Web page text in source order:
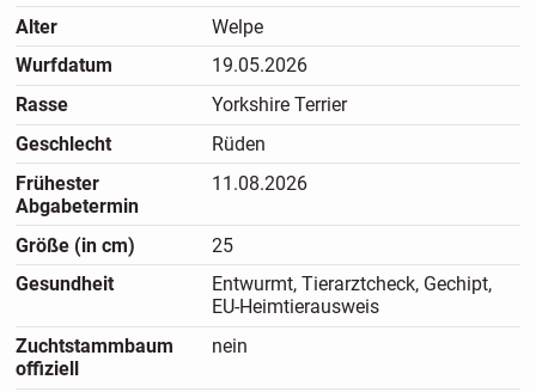
Charakter:Der kleine Rüde ist freundlich, verspielt, neugierig
und menschenbezogen. Er wächst in familiärer Umgebung
auf und kennt die alltäglichen Geräusche und den Umgang
mit Menschen.
Aussehen:Er ist ein kleiner, zierlicher Yorkshire-Terrier-Rüde
mit dem typischen Yorkshire-Terrier-Erscheinungsbild.
Aktuell wiegt er ca. 1,55 kg. Das spätere Endgewicht kann
nicht garantiert werden.
Alter
Welpe
Wurfdatum
19.05.2026
Rasse
Yorkshire Terrier
Geschlecht
Rüden
Frühester
Abgabetermin
11.08.2026
Größe (in cm)
25
Gesundheit
Entwurmt, Tierarztcheck, Gechipt,
EU-Heimtierausweis
Zuchtstammbaum
offiziell
nein